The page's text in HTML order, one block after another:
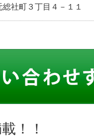
社町３丁目４－１１
！！